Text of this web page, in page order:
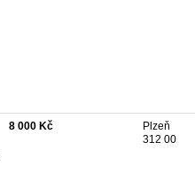
8 000 Kč
Plzeň
312 00